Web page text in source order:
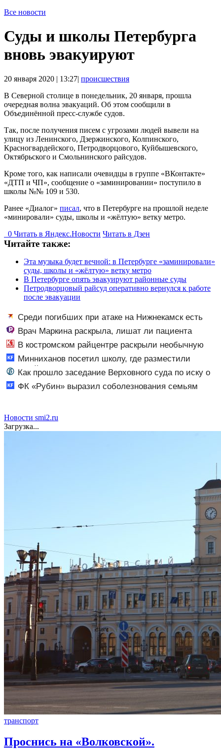
Все новости
Суды и школы Петербурга
вновь эвакуируют
20 января 2020 | 13:27| происшествия
В Северной столице в понедельник, 20 января, прошла
очередная волна эвакуаций. Об этом сообщили в
Объединённой пресс-службе судов.
Так, после получения писем с угрозами людей вывели на
улицу из Ленинского, Дзержинского, Колпинского,
Красногвардейского, Петродворцового, Куйбышевского,
Октябрьского и Смольнинского райсудов.
Кроме того, как написали очевидцы в группе «ВКонтакте»
«ДТП и ЧП», сообщение о «заминировании» поступило в
школы №№ 109 и 530.
Ранее «Диалог» писал, что в Петербурге на прошлой неделе
«минировали» суды, школы и «жёлтую» ветку метро.
0 Читать в Яндекс.Новости Читать в Дзен
Читайте также:
Эта музыка будет вечной: в Петербурге «заминировали»
суды, школы и «жёлтую» ветку метро
В Петербурге опять эвакуируют районные суды
Петродворцовый райсуд оперативно вернулся к работе
после эвакуации
Среди погибших при атаке на Нижнекамск есть
граждане Узбекистана и Таджикистана
Врач Маркина раскрыла, лишат ли пациента
лекарств при отказе от диспансеризации
В костромском райцентре раскрыли необычную
музыкальную кражу
Минниханов посетил школу, где разместили
жителей пострадавшего от атаки БПЛА дома в
Нижнекамске 10/08/2026 – Новости
Как прошло заседание Верховного суда по иску о
снятии «Яблока» с выборов
ФК «Рубин» выразил соболезнования семьям
Новости smi2.ru
Загрузка...
транспорт
Проснись на «Волковской».